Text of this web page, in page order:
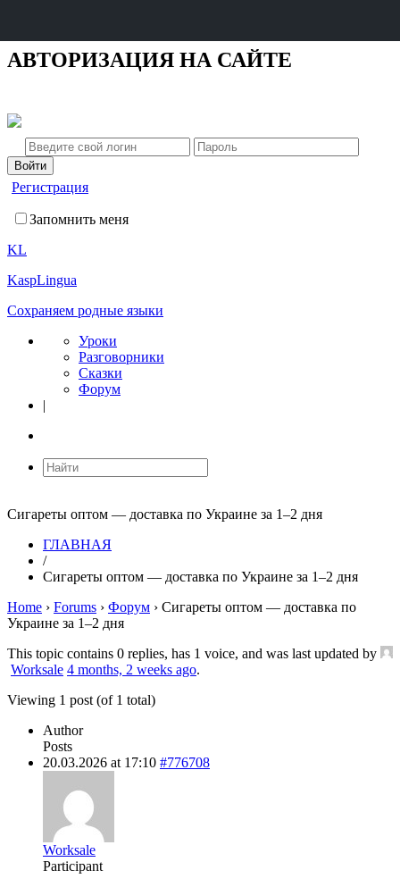
АВТОРИЗАЦИЯ НА САЙТЕ
Регистрация
Запомнить меня
KL
KaspLingua
Сохраняем родные языки
Уроки
Разговорники
Сказки
Форум
|
Сигареты оптом — доставка по Украине за 1–2 дня
ГЛАВНАЯ
/
Сигареты оптом — доставка по Украине за 1–2 дня
Home › Forums › Форум › Сигареты оптом — доставка по
Украине за 1–2 дня
This topic contains 0 replies, has 1 voice, and was last updated by
Worksale 4 months, 2 weeks ago.
Viewing 1 post (of 1 total)
Author
Posts
20.03.2026 at 17:10 #776708
Worksale
Participant